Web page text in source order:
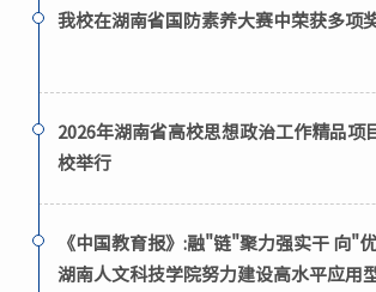
我校在湖南省国防素养大赛中荣获多项
2026年湖南省高校思想政治工作精品项
校举行
《中国教育报》:融"链"聚力强实干 向"
湖南人文科技学院努力建设高水平应用